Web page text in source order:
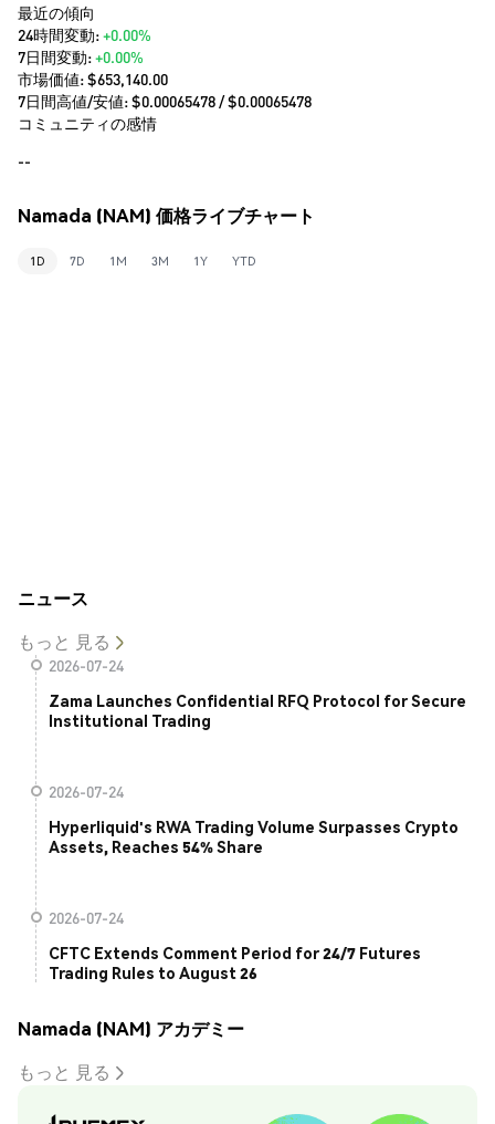
最近の傾向
24時間変動:+0.00%
7日間変動:+0.00%
市場価値:$653,140.00
7日間高値/安値: $0.00065478/ $0.00065478
コミュニティの感情
--
Namada (NAM) 価格ライブチャート
1D 7D 1M 3M 1Y YTD
ニュース
もっと 見る
2026-07-24
Zama Launches Confidential RFQ Protocol for Secure
Institutional Trading
2026-07-24
Hyperliquid's RWA Trading Volume Surpasses Crypto
Assets, Reaches 54% Share
2026-07-24
CFTC Extends Comment Period for 24/7 Futures
Trading Rules to August 26
Namada (NAM) アカデミー
もっと 見る